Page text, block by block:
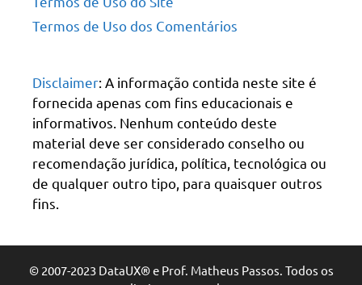
Termos de Uso dos Comentários
Disclaimer: A informação contida neste site é
fornecida apenas com fins educacionais e
informativos. Nenhum conteúdo deste
material deve ser considerado conselho ou
recomendação jurídica, política, tecnológica ou
de qualquer outro tipo, para quaisquer outros
fins.
© 2007-2023 DataUX® e Prof. Matheus Passos. Todos os